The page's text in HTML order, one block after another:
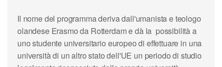
Il nome del programma deriva dall'umanista e teologo
olandese Erasmo da Rotterdam e dà la possibilità a
uno studente universitario europeo di effettuare in una
università di un altro stato dell'UE un periodo di studio